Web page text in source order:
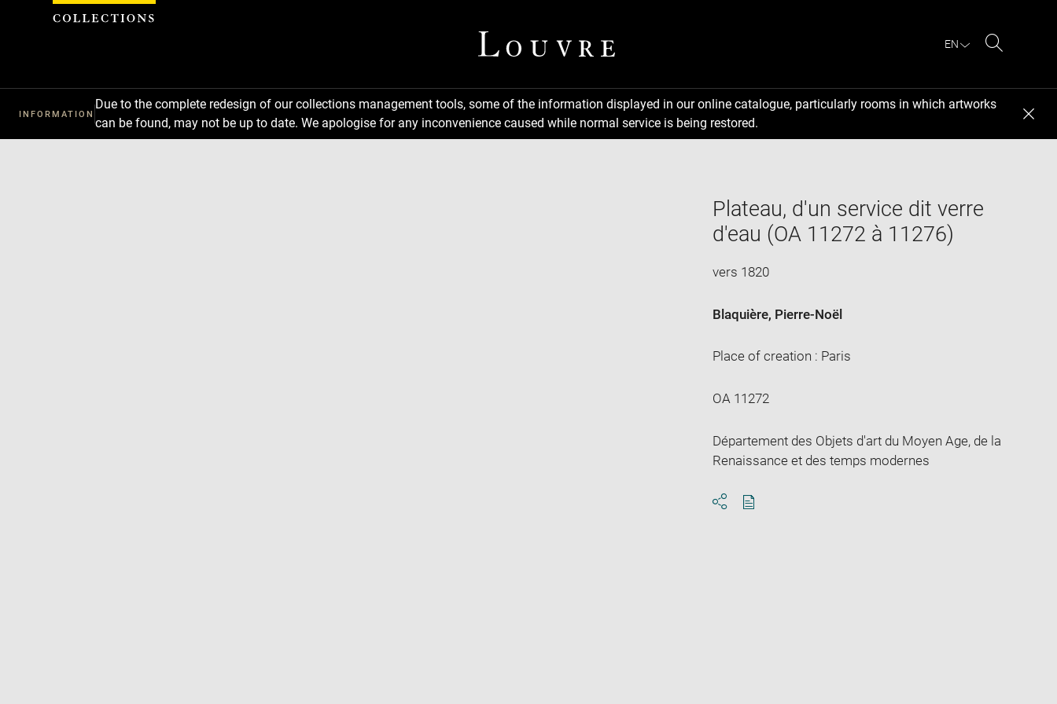
EN
INFORMATION
Due to the complete redesign of our collections management tools, some of the information displayed in our online catalogue, particularly rooms in which artworks
can be found, may not be up to date. We apologise for any inconvenience caused while normal service is being restored.
Plateau, d'un service dit verre
d'eau (OA 11272 à 11276)
vers 1820
Blaquière, Pierre-Noël
Place of creation : Paris
OA 11272
Département des Objets d'art du Moyen Age, de la
Renaissance et des temps modernes
Cookies management panel